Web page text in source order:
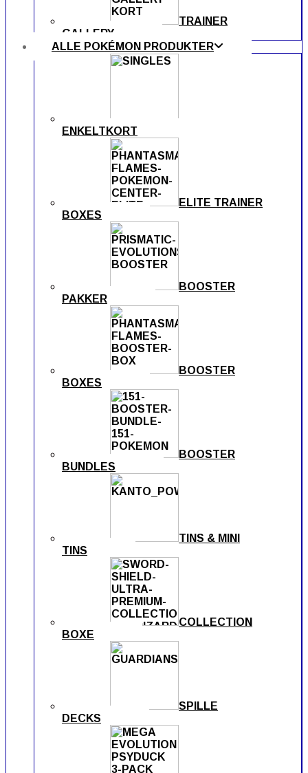
TRAINER
GALLERY
ALLE POKÉMON PRODUKTER
ENKELTKORT
ELITE TRAINER
BOXES
BOOSTER
PAKKER
BOOSTER
BOXES
BOOSTER
BUNDLES
TINS & MINI
TINS
COLLECTION
BOXE
SPILLE
DECKS